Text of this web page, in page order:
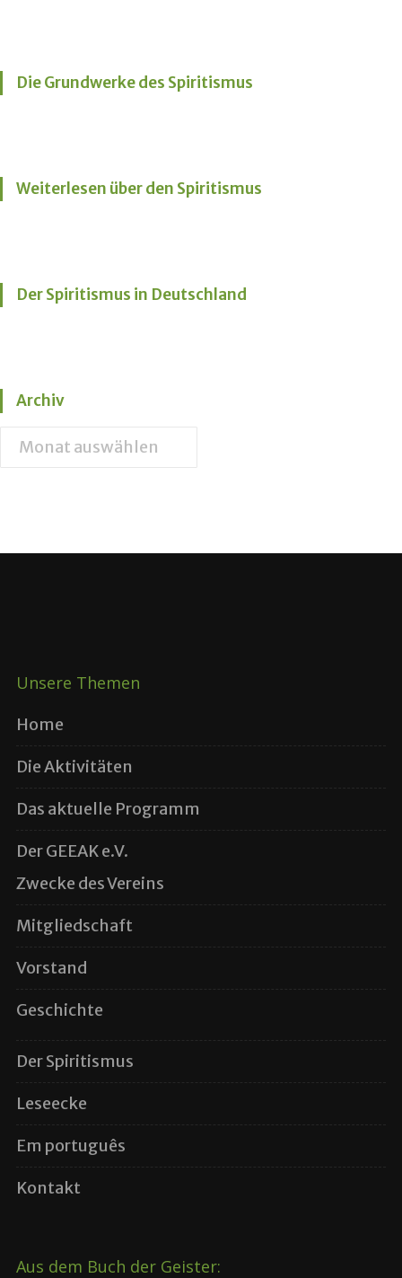
Die Grundwerke des Spiritismus
Weiterlesen über den Spiritismus
Der Spiritismus in Deutschland
Archiv
Unsere Themen
Home
Die Aktivitäten
Das aktuelle Programm
Der GEEAK e.V.
Zwecke des Vereins
Mitgliedschaft
Vorstand
Geschichte
Der Spiritismus
Leseecke
Em português
Kontakt
Aus dem Buch der Geister: